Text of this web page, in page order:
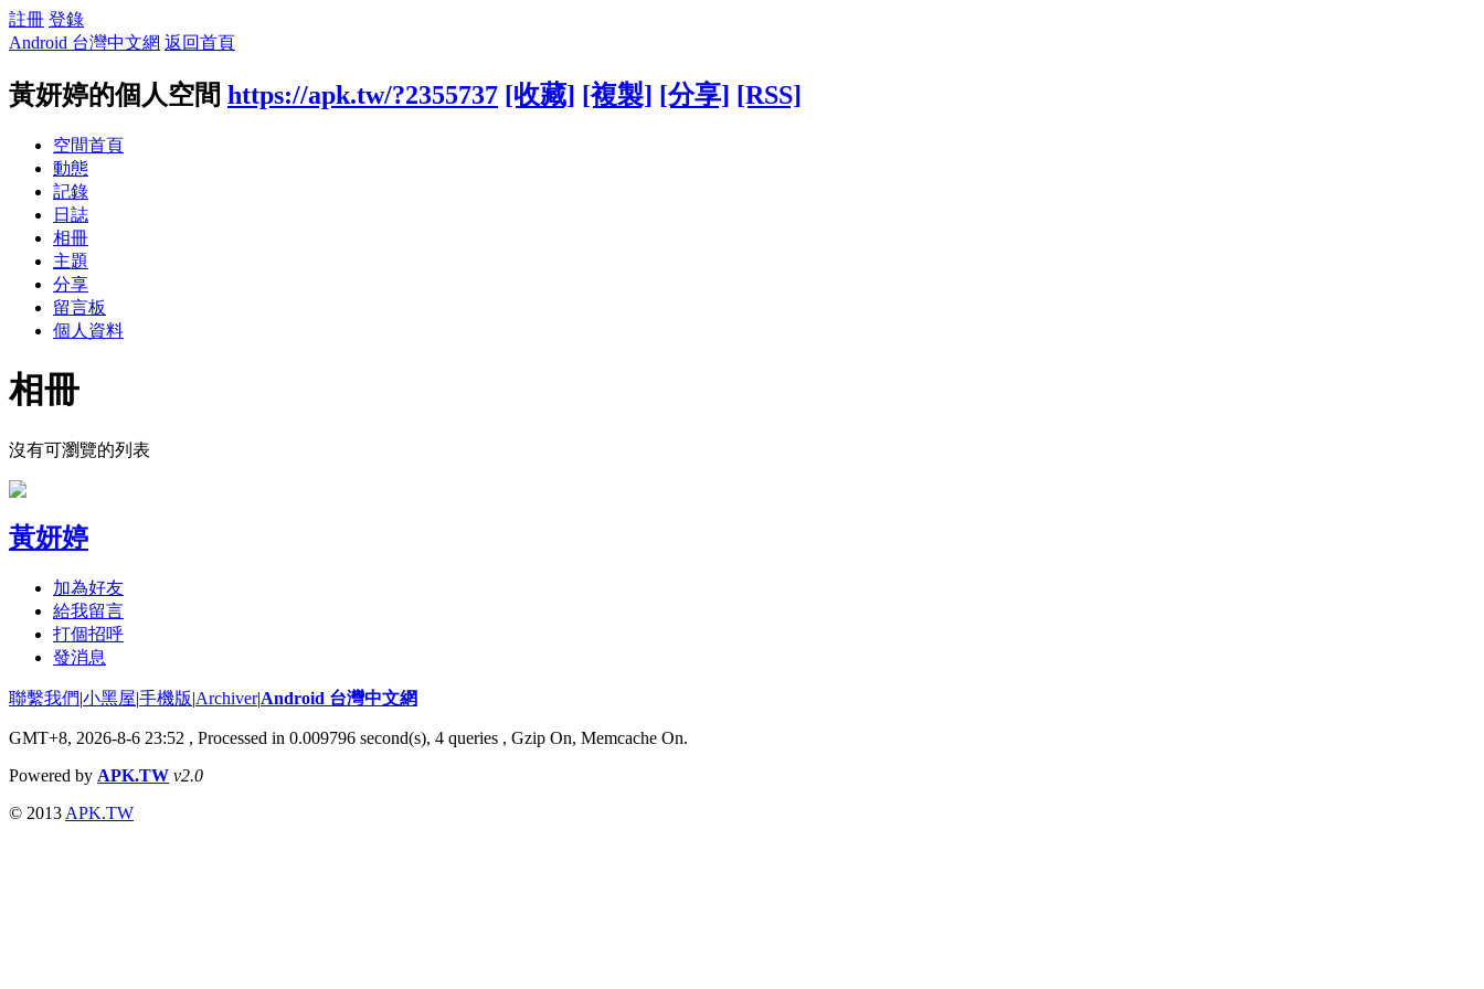
註冊 登錄
Android 台灣中文網 返回首頁
黃妍婷的個人空間 https://apk.tw/?2355737 [收藏] [複製] [分享] [RSS]
空間首頁
動態
記錄
日誌
相冊
主題
分享
留言板
個人資料
相冊
沒有可瀏覽的列表
黃妍婷
加為好友
給我留言
打個招呼
發消息
聯繫我們|小黑屋|手機版|Archiver|Android 台灣中文網
GMT+8, 2026-8-6 23:52 , Processed in 0.009796 second(s), 4 queries , Gzip On, Memcache On.
Powered by APK.TW v2.0
© 2013 APK.TW